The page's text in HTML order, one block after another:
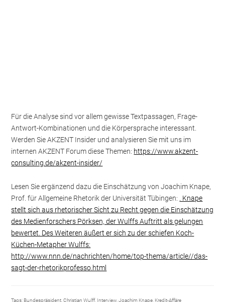
Für die Analyse sind vor allem gewisse Textpassagen, Frage-
Antwort-Kombinationen und die Körpersprache interessant.
Werden Sie AKZENT Insider und analysieren Sie mit uns im
internen AKZENT Forum diese Themen: https://www.akzent-
consulting.de/akzent-insider/
Lesen Sie ergänzend dazu die Einschätzung von Joachim Knape,
Prof. für Allgemeine Rhetorik der Universität Tübingen:
. Knape
stellt sich aus rhetorischer Sicht zu Recht gegen die Einschätzung
des Medienforschers Pörksen, der Wulffs Auftritt als gelungen
bewertet. Des Weiteren äußert er sich zu der schiefen Koch-
Küchen-Metapher Wulffs:
http://www.nnn.de/nachrichten/home/top-thema/article//das-
sagt-der-rhetorikprofesso.html
Tags: Bundespräsident,Christian Wulff, Interview,Joachim Knape, Kredit-Affäre